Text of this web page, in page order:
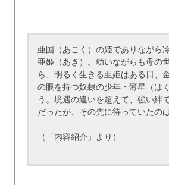
亜国（あこく）の姫でありながら
亜姫（あき）。幼いながらも母の
ら、明るく生きる亜姫はある日、
の眼を持つ奴隷の少年・薄星（は
う。境遇の違いを超えて、強い絆
だったが、その先に待っていたの
（「内容紹介」より）